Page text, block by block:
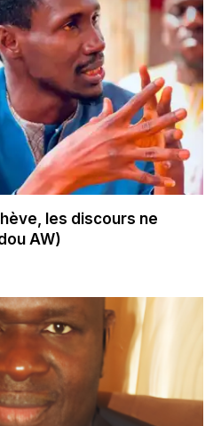
les discours ne
AW)